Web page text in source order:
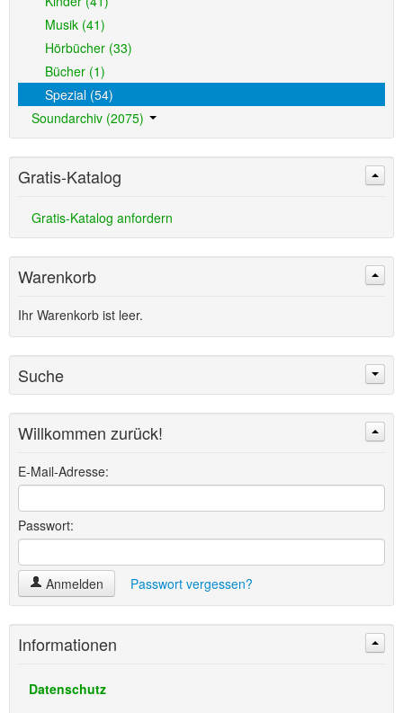
Musik (41)
Hörbücher (33)
Bücher (1)
Spezial (54)
Soundarchiv (2075)
Gratis-Katalog
Gratis-Katalog anfordern
Warenkorb
Ihr Warenkorb ist leer.
Suche
Willkommen zurück!
E-Mail-Adresse:
Passwort:
Anmelden Passwort vergessen?
Informationen
Datenschutz